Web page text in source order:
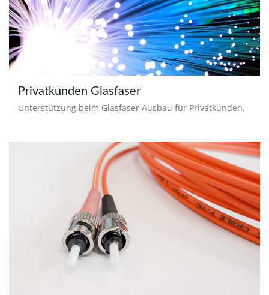
Privatkunden Glasfaser
Unterstützung beim Glasfaser Ausbau für Privatkunden.